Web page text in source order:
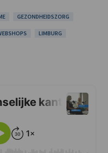
GEZONDHEIDSZORG
LIMBURG